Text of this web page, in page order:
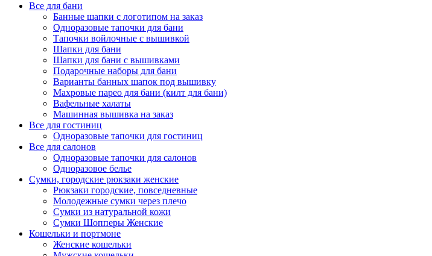
Все для бани
Банные шапки с логотипом на заказ
Одноразовые тапочки для бани
Тапочки войлочные с вышивкой
Шапки для бани
Шапки для бани с вышивками
Подарочные наборы для бани
Варианты банных шапок под вышивку
Махровые парео для бани (килт для бани)
Вафельные халаты
Машинная вышивка на заказ
Все для гостиниц
Одноразовые тапочки для гостиниц
Все для салонов
Одноразовые тапочки для салонов
Одноразовое белье
Сумки, городские рюкзаки женские
Рюкзаки городские, повседневные
Молодежные сумки через плечо
Сумки из натуральной кожи
Сумки Шопперы Женские
Кошельки и портмоне
Женские кошельки